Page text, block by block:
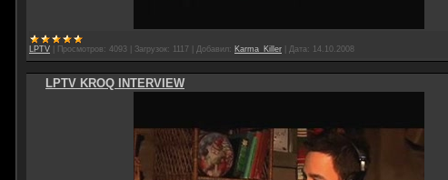
LPTV Просмотров: 4093 Загрузок: 1117 Добавил: Karma_Killer Дата: 14.10.2008
LPTV KROQ INTERVIEW